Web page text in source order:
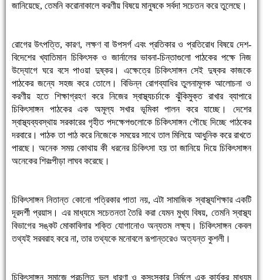
জানিয়েছে, তেমনি করোনাকালে করণীয় বিষয়ে মানুষকে সর্বদা সচেতন করে তুলেছে।
রোগের উৎপত্তি, কারণ, লক্ষণ বা উপসর্গ এবং প্রতিকার ও প্রতিরোধ বিষয়ে দেশ-
বিদেশের খ্যাতিমান চিকিৎসক ও জার্নালের ভাবনা-চিন্তাগুলো পাঠকের পক্ষে নিজ
উদ্যোগে ঘরে বসে পাওয়া দুষ্কর। এক্ষেত্রে চিকিৎসাঙ্গন সেই দুষ্কর কাজকে
পাঠকের জন্যে সহজ করে তোলে। বিভিন্ন রোগব্যাধির তুলনামূলক আলোচনা ও
করণীয় হতে শিক্ষাগ্রহণ করে নিজের স্বাস্থ্যচর্চাকে ঝুঁকিমুক্ত রাখার ব্যাপারে
চিকিৎসাঙ্গন পাঠকের এক অমূল্য সখার ভূমিকা পালন করে যাচ্ছে। দেশের
স্বাস্থ্যব্যবস্থায় সরকারের গৃহীত পদক্ষেপগুলোকে চিকিৎসাঙ্গন পৌছে দিচ্ছে পাঠকের
দরবারে। পাঠক তা পাঠ করে নিজেকে সময়ের সাথে তাল মিলিয়ে আধুনিক করে রাখতে
পারছে। অনেক সময় কোথায় কী ধরনের চিকিৎসা হয় তা জানিয়ে দিয়ে চিকিৎসাঙ্গন
অনেকের শিরঃপীড়া লাঘব করেছে।
চিকিৎসাঙ্গন নিতান্ত কোনো পত্রিকার পাতা নয়, এটা সামাজিক স্বাস্থ্যশিক্ষার একটি
দূরদর্শী প্রয়াস। এর মাধ্যমে সচেতনতা তৈরি করা যেমন মুখ্য বিষয়, তেমনি স্বাস্থ্য
বিভাগের সঙ্কট মোকাবিলার শক্তি যোগানোও অন্যতম লক্ষ্য। চিকিৎসাঙ্গন কেবল
তথ্যই সরবরাহ করে না, তার তথ্যকে মনোবলে রূপান্তরেও অত্যন্ত কুশলী।
চিকিৎসাঙ্গন সমাজে প্রচলিত ভুল ধারণা ও কুসংস্কার নির্মূলে এক কার্যকর মাধ্যম